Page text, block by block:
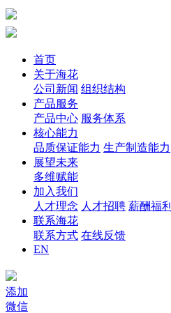
首页
关于海花
公司新闻 组织结构
产品服务
产品中心 服务体系
核心能力
品质保证能力 生产制造能力
展望未来
多维赋能
加入我们
人才理念 人才招聘 薪酬福利
联系海花
联系方式 在线反馈
EN
添加
微信